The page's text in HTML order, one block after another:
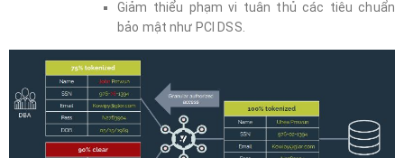
Giảm thiểu phạm vi tuân thủ các tiêu chuẩn
bảo mật như PCI DSS.